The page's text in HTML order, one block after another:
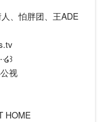
、怕胖团、王ADE
视
HOME